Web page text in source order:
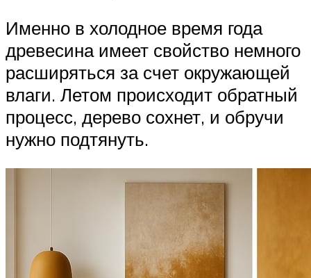
Именно в холодное время года
древесина имеет свойство немного
расширяться за счет окружающей
влаги. Летом происходит обратный
процесс, дерево сохнет, и обручи
нужно подтянуть.